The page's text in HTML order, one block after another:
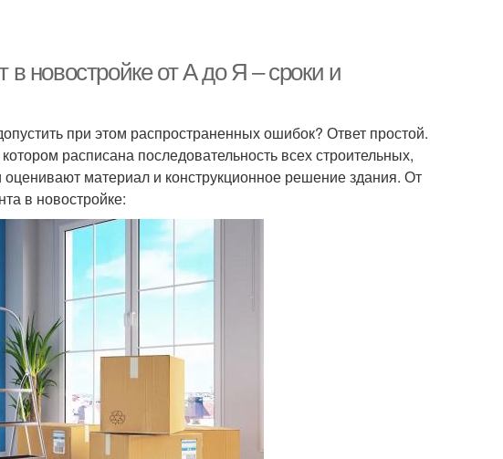
новостройке от А до Я – сроки и
при этом распространенных ошибок? Ответ простой.
расписана последовательность всех строительных,
материал и конструкционное решение здания. От
в новостройке: